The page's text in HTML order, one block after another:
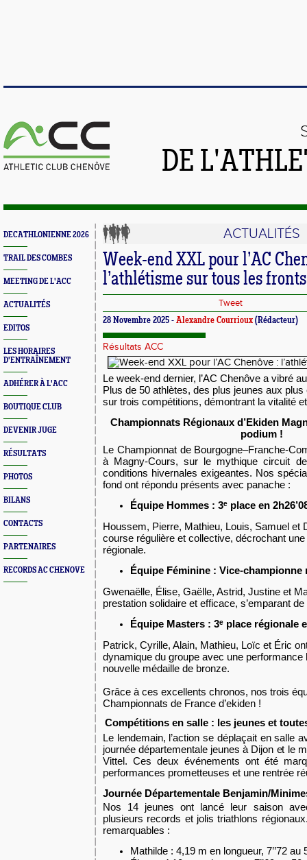
DE
DECATHLONIENNE 2026
TRAIL DES COMBES
MEETING DE L'ACC
ACTUALITÉS
EDITOS
LES HORAIRES
D'ENTRAÎNEMENT
ADHÉRER À L'ACC
BOUTIQUE CLUB
DEVENIR JUGE
RÉSULTATS
PHOTOS
BILANS
CONTACTS
PARTENAIRES
RECORDS AC CHENOVE
ACTUALITÉS
Week-end XXL pour l’AC
l’athlétisme sur tous les
Tweet
28 Novembre 2025 - Alexandre Courrioux (Rédacteur)
Résultats ACC
Le week-end dernier, l’AC Chenôve a vibré
Plus de 50 athlètes, des plus jeunes aux
sur trois compétitions, démontrant la vitalité
Championnats Régionaux d’Ekiden
podium !
Le Championnat de Bourgogne–Franche-
à Magny-Cours, sur le mythique circuit
conditions hivernales exigeantes. Nos
fond ont répondu présents avec panache :
Équipe Hommes : 3ᵉ place
Houssem, Pierre, Mathieu, Louis, Samuel et
course régulière et collective, décrochant
régionale.
Équipe Féminine : Vice-championne
Gwenaëlle, Élise, Gaëlle, Astrid, Justine et
prestation solidaire et efficace, s’emparant de
Équipe Masters : 3ᵉ place régionale
Patrick, Cyrille, Alain, Mathieu, Loïc et Éric
dynamique du groupe avec une
nouvelle médaille de bronze.
Grâce à ces excellents chronos, nos trois
Championnats de France d’ekiden !
Compétitions en salle : les jeunes et
Le lendemain, l’action se déplaçait ensalle
journée départementale jeunes à Dijon et le
Vittel. Ces deux événements ont été
performances prometteuses et une rentrée
Journée Départementale Benjamin/
Nos 14 jeunes ont lancé leur saison
plusieurs records et jolis triathlons
remarquables :
Mathilde : 4,19 m en longueur, 7’’72 au